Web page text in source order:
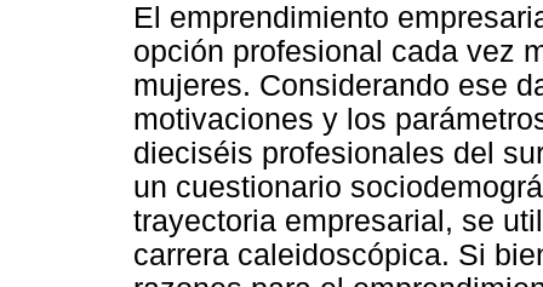
El emprendimiento
opción profesional cada vez
mujeres. Considerando ese
motivaciones y los
dieciséis profesionales del
un cuestionario
trayectoria empresarial, se
carrera caleidoscópica. Si